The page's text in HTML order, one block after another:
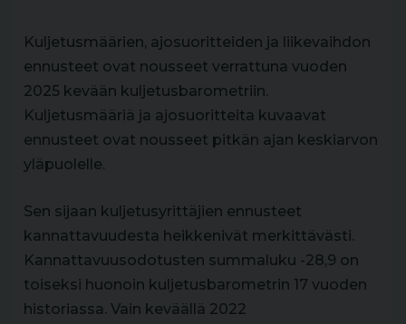
Kuljetusmäärien, ajosuoritteiden ja liikevaihdon
ennusteet ovat nousseet verrattuna vuoden
2025 kevään kuljetusbarometriin.
Kuljetusmääriä ja ajosuoritteita kuvaavat
ennusteet ovat nousseet pitkän ajan keskiarvon
yläpuolelle.
Sen sijaan kuljetusyrittäjien ennusteet
kannattavuudesta heikkenivät merkittävästi.
Kannattavuusodotusten summaluku -28,9 on
toiseksi huonoin kuljetusbarometrin 17 vuoden
historiassa. Vain keväällä 2022